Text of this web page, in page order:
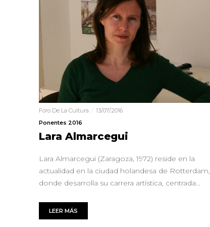
Foro De La Cultura
13/07/2016
Ponentes 2016
Lara Almarcegui
Lara Almarcegui (Zaragoza, 1972) reside en la
actualidad en la ciudad holandesa de Rotterdam,
donde desarrolla su carrera artística, centrada…
LEER MÁS